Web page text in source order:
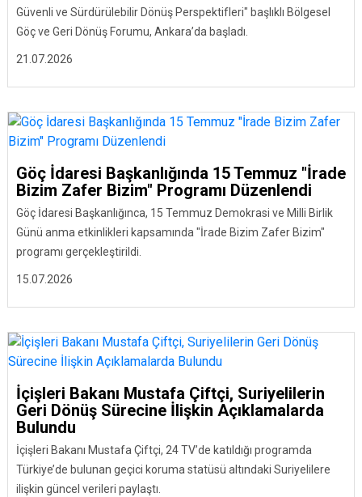
21.07.2026
Güvenli ve Sürdürülebilir Dönüş Perspektifleri" başlıklı Bölgesel
Göç ve Geri Dönüş Forumu, Ankara’da başladı.
15.07.2026
Göç İdaresi Başkanlığında 15 Temmuz "İrade
Bizim Zafer Bizim" Programı Düzenlendi
Göç İdaresi Başkanlığınca, 15 Temmuz Demokrasi ve Milli Birlik
Günü anma etkinlikleri kapsamında "İrade Bizim Zafer Bizim"
programı gerçekleştirildi.
İçişleri Bakanı Mustafa Çiftçi, Suriyelilerin
Geri Dönüş Sürecine İlişkin Açıklamalarda
Bulundu
İçişleri Bakanı Mustafa Çiftçi, 24 TV’de katıldığı programda
Türkiye’de bulunan geçici koruma statüsü altındaki Suriyelilere
ilişkin güncel verileri paylaştı.